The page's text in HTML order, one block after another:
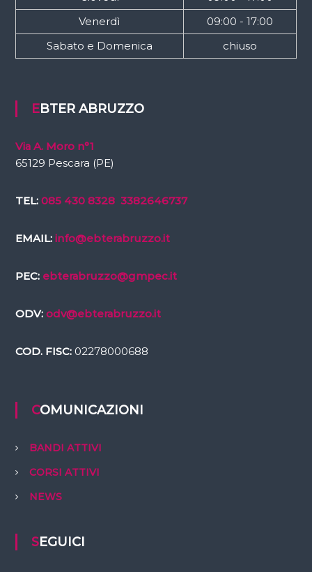
Venerdì
09:00 - 17:00
Sabato e Domenica
chiuso
EBTER ABRUZZO
Via A. Moro n°1
65129 Pescara (PE)
TEL: 085 430 8328 3382646737
EMAIL: info@ebterabruzzo.it
PEC: ebterabruzzo@gmpec.it
ODV: odv@ebterabruzzo.it
COD. FISC:02278000688
COMUNICAZIONI
BANDI ATTIVI
CORSI ATTIVI
NEWS
SEGUICI